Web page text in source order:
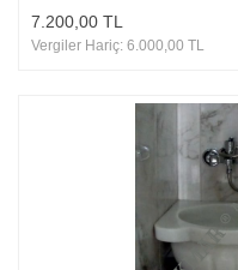
7.200,00 TL
Vergiler Hariç: 6.000,00 TL